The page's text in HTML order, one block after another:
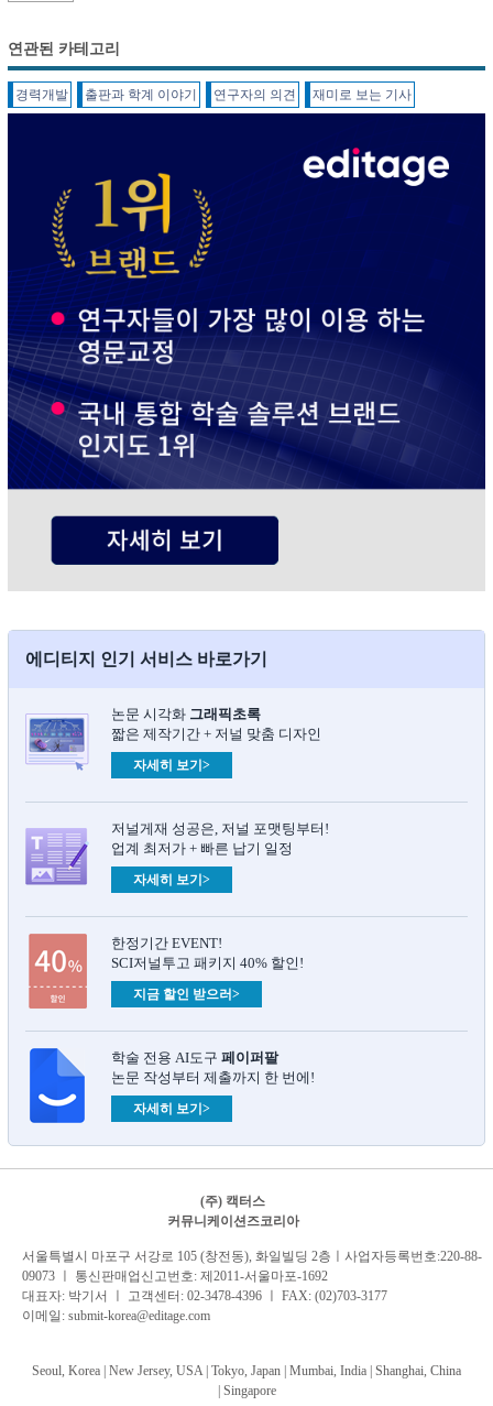
연관된 카테고리
경력개발 출판과 학계 이야기 연구자의 의견 재미로 보는 기사
에디티지 인기 서비스 바로가기
논문 시각화 그래픽초록​
짧은 제작기간 + 저널 맞춤 디자인
자세히 보기>
저널게재 성공은, 저널 포맷팅부터!
업계 최저가 + 빠른 납기 일정
자세히 보기>
한정기간 EVENT!
SCI저널투고 패키지 40% 할인!
지금 할인 받으러>
학술 전용 AI도구 페이퍼팔
논문 작성부터 제출까지 한 번에!
자세히 보기>
(주) 캑터스
커뮤니케이션즈코리아
서 울특별시 마포구 서강로 105 (창전동), 화일빌딩 2층 ㅣ사업자등록번호:220-88-
09073 ㅣ 통신판매업신고번호: 제2011-서울마포-1692
대표자: 박기서 ㅣ 고객센터: 02-3478-4396 ㅣ FAX: (02)703-3177
이메일: submit-korea@editage.com
Seoul, Korea | New Jersey, USA | Tokyo, Japan | Mumbai, India | Shanghai, China
Singapore